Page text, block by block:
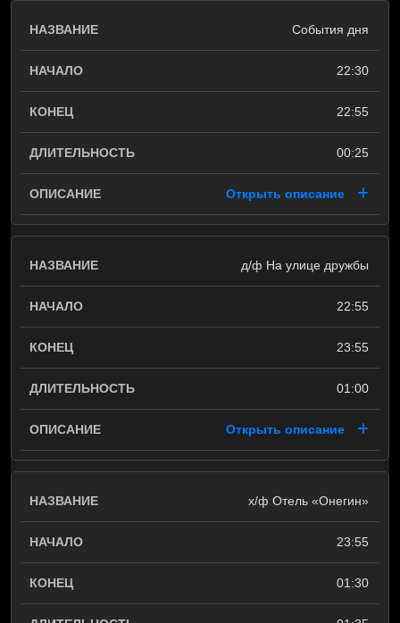
События дня
22:30
22:55
00:25
Открыть описание
д/ф На улице дружбы
22:55
23:55
01:00
Открыть описание
х/ф Отель «Онегин»
23:55
01:30